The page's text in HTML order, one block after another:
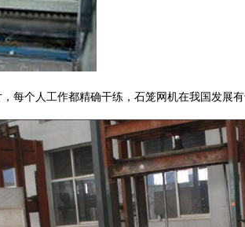
个人工作都精确干练，石笼网机在我国发展